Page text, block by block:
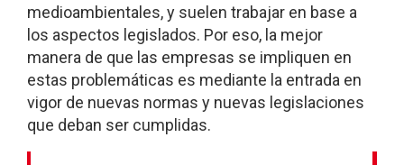
medioambientales, y suelen trabajar en base a
los aspectos legislados. Por eso, la mejor
manera de que las empresas se impliquen en
estas problemáticas es mediante la entrada en
vigor de nuevas normas y nuevas legislaciones
que deban ser cumplidas.